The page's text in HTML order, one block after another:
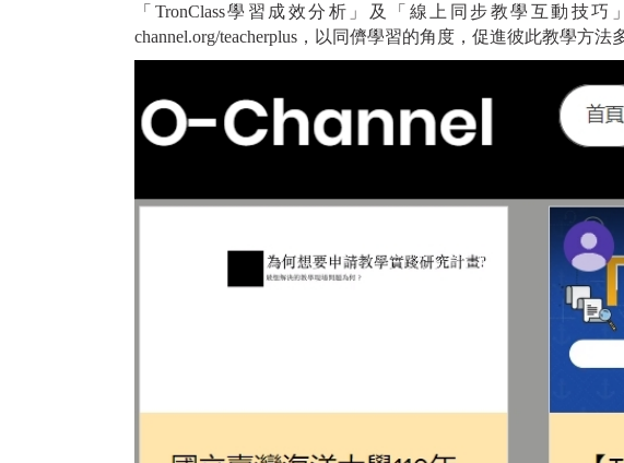
「TronClass學習成效分析」及「線上同步教學互動技
channel.org/teacherplus ，以同儕學習的角度，促進彼此教學方法